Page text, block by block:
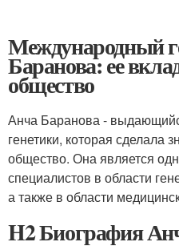
Международный
Баранова: ее
общество
Анча Баранова -
генетики, которая сделала
общество. Она является
специалистов в области
а также в области
H2 Биография